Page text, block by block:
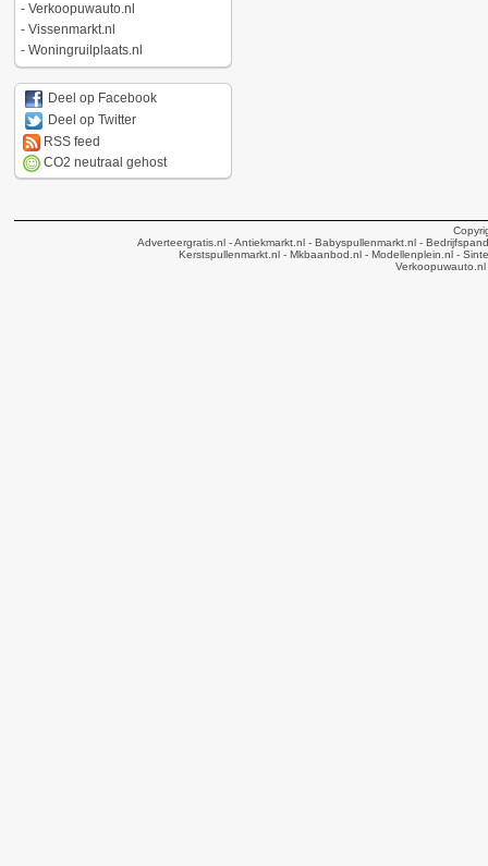
- Verkoopuwauto.nl
- Vissenmarkt.nl
- Woningruilplaats.nl
Deel op Facebook
Deel op Twitter
RSS feed
CO2 neutraal gehost
Adverteergratis.nl - Antiekmarkt.nl - Babyspullenmarkt.nl -
Kerstspullenmarkt.nl- Mkbaanbod.nl- Modellenplein.nl-
Verkoopuwauto.nl